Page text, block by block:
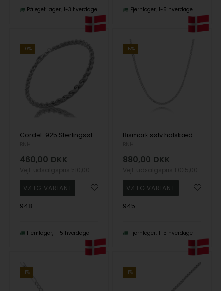
På eget lager 1-3 hverdage Fjernlager 1-5 hverdage
10%
Cordel-925 Sterlingsølv-Fås i flere bredder og længder
460,00 DKK
948
Fjernlager 1-5 hverdage
15%
Bismark sølv halskæde i flere bredder og længder
880,00 DKK
945
Fjernlager 1-5 hverdage
11% 11%